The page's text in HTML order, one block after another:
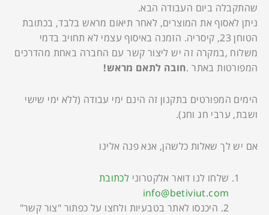
שהתקבלה ביום העבודה הבא.
ניתן לאסוף את המוצרים, לאחר תיאום מראש בלבד, בכתובת
הטוחן 23, קיסריה. הזמנה באיסוף עצמי לא תחויב בדמי
משלוח ,במקרה זה יש ליצור קשר עם החברה באחת מהדרכים
המפורטות באתר .חובה לתאם מראש!
הימים המפורטים בתקנון זה הינם ימי עבודה (ללא ימי שישי
ושבת, ערבי חג וחג).
אם יש לך שאלות כלשהן, אנא פנה אלינו
שלחו לנו דואר אלקטרוני לכתובת
info@betiviut.com
2. היכנסו לאתר בטבעיות ולחצו על כפתור "צור קשר"